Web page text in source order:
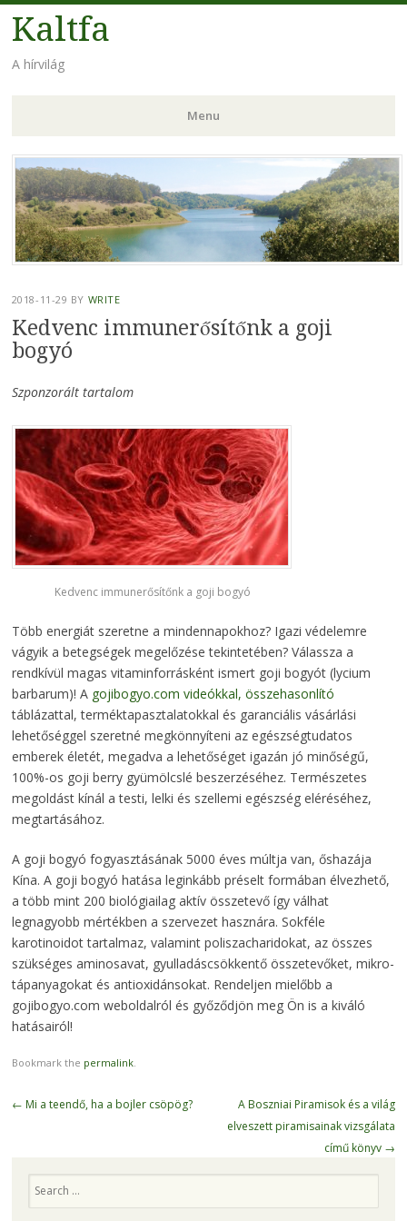
Kaltfa
A hírvilág
Menu
Skip to content
2018-11-29 BY WRITE
Kedvenc immunerősítőnk a goji
bogyó
Szponzorált tartalom
Kedvenc immunerősítőnk a goji bogyó
Több energiát szeretne a mindennapokhoz? Igazi védelemre
vágyik a betegségek megelőzése tekintetében? Válassza a
rendkívül magas vitaminforrásként ismert goji bogyót (lycium
barbarum)! A gojibogyo.com videókkal, összehasonlító
táblázattal, terméktapasztalatokkal és garanciális vásárlási
lehetőséggel szeretné megkönnyíteni az egészségtudatos
emberek életét, megadva a lehetőséget igazán jó minőségű,
100%-os goji berry gyümölcslé beszerzéséhez. Természetes
megoldást kínál a testi, lelki és szellemi egészség eléréséhez,
megtartásához.
A goji bogyó fogyasztásának 5000 éves múltja van, őshazája
Kína. A goji bogyó hatása leginkább préselt formában élvezhető,
a több mint 200 biológiailag aktív összetevő így válhat
legnagyobb mértékben a szervezet hasznára. Sokféle
karotinoidot tartalmaz, valamint poliszacharidokat, az összes
szükséges aminosavat, gyulladáscsökkentő összetevőket, mikro-
tápanyagokat és antioxidánsokat. Rendeljen mielőbb a
gojibogyo.com weboldalról és győződjön meg Ön is a kiváló
hatásairól!
Bookmark the permalink.
Post navigation
← Mi a teendő, ha a bojler csöpög?
A Boszniai Piramisok és a világ
elveszett piramisainak vizsgálata
című könyv →